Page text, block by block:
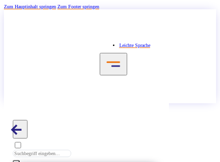
Zum Hauptinhalt springen Zum Footer springen
Leichte Sprache
Search
...